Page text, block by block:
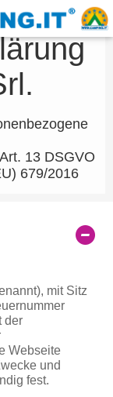
13 DSGVO
679/2016
mit Sitz
der
Webseite
und
fest.